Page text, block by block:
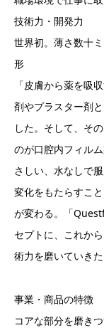
技術力・開発力
世界初。薄さ数十
形
「皮膚から薬を吸
剤やプラスター剤
した。そして、そ
のが口腔内フィル
さしい、水なしで
変化をもたらすこ
が変わる。「
セプトに、これか
術力を磨いていき
事業・商品の特徴
コアな部分を磨き